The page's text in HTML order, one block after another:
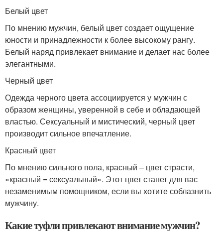
Белый цвет
По мнению мужчин, белый цвет создает ощущение
юности и принадлежности к более высокому рангу.
Белый наряд привлекает внимание и делает нас более
элегантными.
Черный цвет
Одежда черного цвета ассоциируется у мужчин с
образом женщины, уверенной в себе и обладающей
властью. Сексуальный и мистический, черный цвет
производит сильное впечатление.
Красный цвет
По мнению сильного пола, красный – цвет страсти,
«красный = сексуальный». Этот цвет станет для вас
незаменимым помощником, если вы хотите соблазнить
мужчину.
Какие туфли привлекают внимание мужчин?